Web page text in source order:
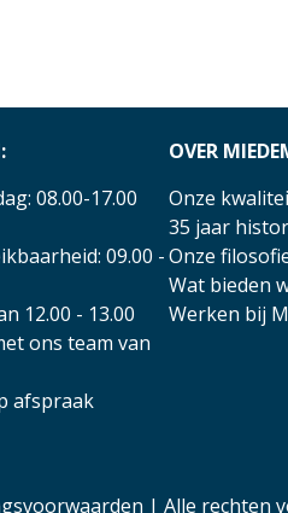
08.00-17.00
09.00 -
12.00 - 13.00
ons team van
afspraak
OVER
Onze
35 jaar
Onze
Wat bieden
Werken bij
| Alle rechten